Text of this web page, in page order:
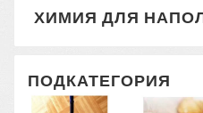
ХИМИЯ ДЛЯ
ПОДКАТЕГОРИЯ